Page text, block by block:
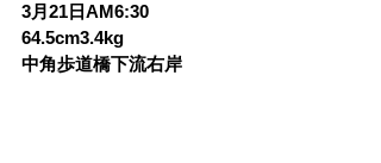
3月21日AM6:30
64.5cm3.4kg
中角歩道橋下流右岸